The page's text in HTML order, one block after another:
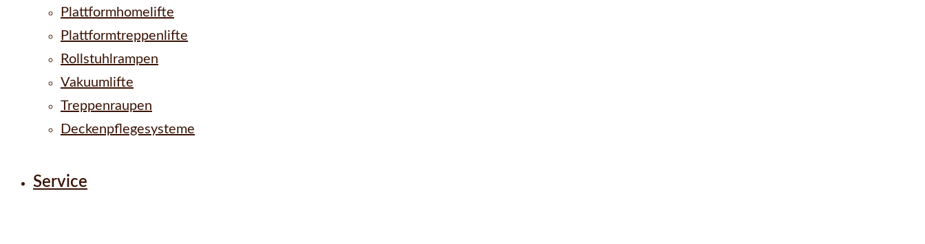
Plattformhomelifte
Plattformtreppenlifte
Rollstuhlrampen
Vakuumlifte
Treppenraupen
Deckenpflegesysteme
Service